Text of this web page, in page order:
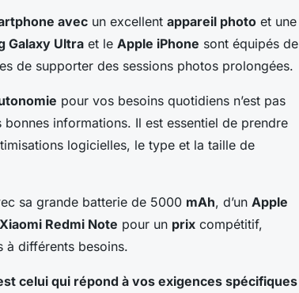
avec un excellent appareil photo et une
Galaxy Ultra et le Apple iPhone sont équipés de
de supporter des sessions photos prolongées.
pour vos besoins quotidiens n’est pas
informations. Il est essentiel de prendre
logicielles, le type et la taille de
sa grande batterie de 5000 mAh, d’un Apple
Xiaomi Redmi Note pour un prix compétitif,
à différents besoins.
celui qui répond à vos exigences spécifiques